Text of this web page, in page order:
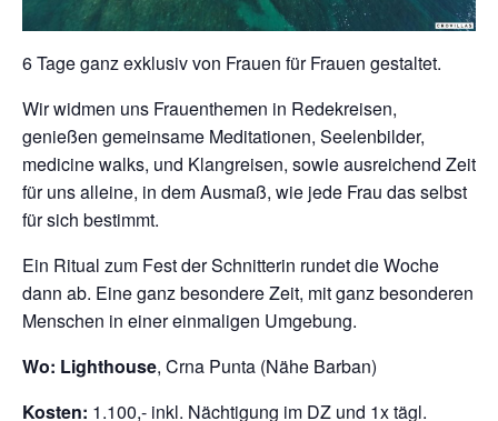
6 Tage ganz exklusiv von Frauen für Frauen gestaltet.
Wir widmen uns Frauenthemen in Redekreisen,
genießen gemeinsame Meditationen, Seelenbilder,
medicine walks, und Klangreisen, sowie ausreichend Zeit
für uns alleine, in dem Ausmaß, wie jede Frau das selbst
für sich bestimmt.
Ein Ritual zum Fest der Schnitterin rundet die Woche
dann ab. Eine ganz besondere Zeit, mit ganz besonderen
Menschen in einer einmaligen Umgebung.
Wo: Lighthouse, Crna Punta (Nähe Barban)
Kosten: 1.100,- inkl. Nächtigung im DZ und 1x tägl.